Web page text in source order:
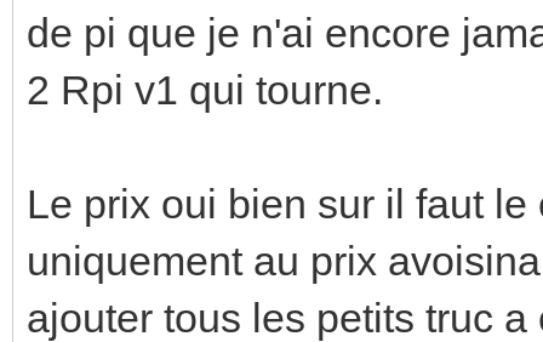
de pi que je n'ai encore
2 Rpi v1 qui tourne.
Le prix oui bien sur il faut
uniquement au prix
ajouter tous les petits truc